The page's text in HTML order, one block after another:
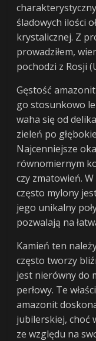
śladowych ilości
krystalicznej. Z
prowadziłem,
pochodzi z Rosji
Gęstość
go stosunkowo
waha się od
zieleń po
Najcenniejsze
równomiernym
czy zmatowień.
często mylony
jego unikalny
pozwalają na
Kamień ten
często tworzy
jest nierówny do
perłowy. Te
amazonit
jubilerskiej, choć
ze względu na